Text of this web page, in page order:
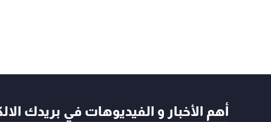
أهم الأخبار و الفيديوهات في بريدك